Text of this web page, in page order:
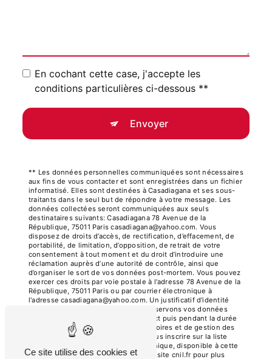
En cochant cette case, j'accepte les
conditions particulières ci-dessous **
Envoyer
** Les données personnelles communiquées sont nécessaires
aux fins de vous contacter et sont enregistrées dans un fichier
informatisé. Elles sont destinées à Casadiagana et ses sous-
traitants dans le seul but de répondre à votre message. Les
données collectées seront communiquées aux seuls
destinataires suivants: Casadiagana 78 Avenue de la
République, 75011 Paris casadiagana@yahoo.com. Vous
disposez de droits d’accès, de rectification, d’effacement, de
portabilité, de limitation, d’opposition, de retrait de votre
consentement à tout moment et du droit d’introduire une
réclamation auprès d’une autorité de contrôle, ainsi que
d’organiser le sort de vos données post-mortem. Vous pouvez
exercer ces droits par voie postale à l'adresse 78 Avenue de la
République, 75011 Paris ou par courrier électronique à
l'adresse casadiagana@yahoo.com. Un justificatif d'identité
pourra vous être demandé. Nous conservons vos données
pendant la période de prise de contact puis pendant la durée
de prescription légale aux fins probatoires et de gestion des
contentieux. Vous avez le droit de vous inscrire sur la liste
d'opposition au démarchage téléphonique, disponible à cette
adresse: Bloctel.gouv.fr. Consultez le site cnil.fr pour plus
Ce site utilise des cookies et